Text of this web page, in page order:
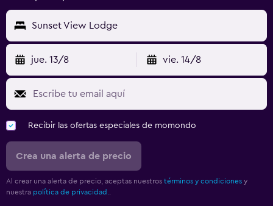
Sunset View Lodge
jue. 13/8 vie. 14/8
Recibir las ofertas especiales de momondo
Crea una alerta de precio
Al crear una alerta de precio, aceptas nuestros términos y condiciones y
nuestra política de privacidad.